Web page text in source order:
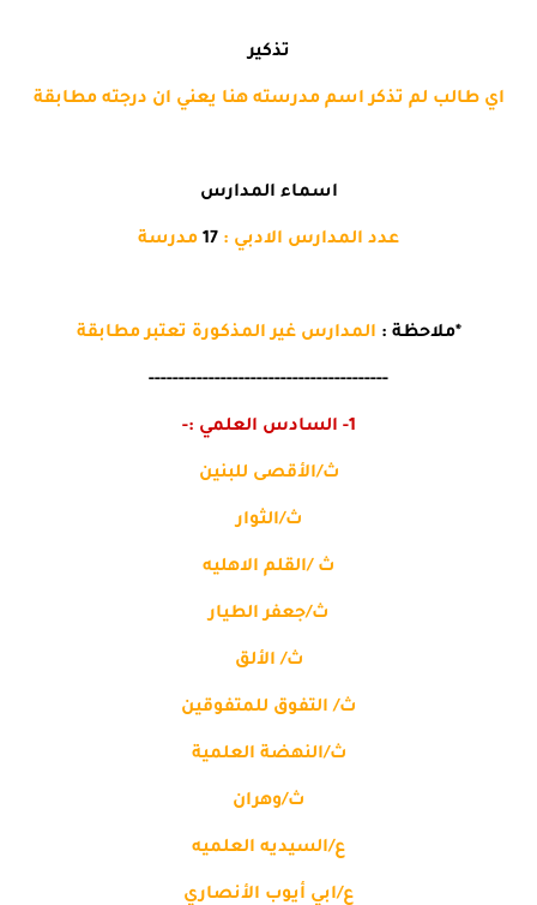
تذكير
اي طالب لم تذكر اسم مدرسته هنا يعني ان درجته مطابقة
اسماء المدارس
عدد المدارس الادبي : 17 مدرسة
*ملاحظة : المدارس غير المذكورة تعتبر مطابقة
----------------------------------------
1- السادس العلمي :-
ث/الأقصى للبنين
ث/الثوار
ث /القلم الاهليه
ث/جعفر الطيار
ث/ الألق
ث/ التفوق للمتفوقين
ث/النهضة العلمية
ث/وهران
ع/السيديه العلميه
ع/ابي أيوب الأنصاري